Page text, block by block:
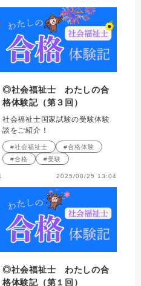
◎社会福祉士 わたしの合
格体験記（第３回）
社会福祉士国家試験の受験体験
談をご紹介！
#社会福祉士
#合格体験
#合格
#受験
2025/08/25 13:04
◎社会福祉士 わたしの合
格体験記（第１回）